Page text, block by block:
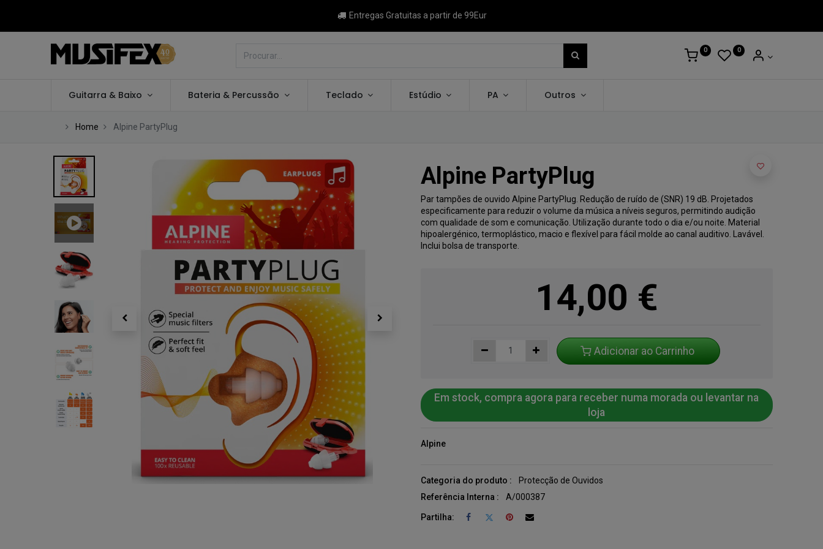
Entregas Gratuitas a partir de 99Eur
0 0
Guitarra & Baixo Bateria & Percussão Teclado Estúdio PA Outros
Home Alpine PartyPlug
Alpine PartyPlug
Par tampões de ouvido Alpine PartyPlug. Redução de ruído de (SNR) 19 dB. Projetados
especificamente para reduzir o volume da música a níveis seguros, permitindo audição
com qualidade de som e comunicação. Utilização durante todo o dia e/ou noite. Material
hipoalergénico, termoplástico, macio e flexível para fácil molde ao canal auditivo. Lavável.
Inclui bolsa de transporte.
14,00 €
Adicionar ao Carrinho
Em stock, compra agora para receber numa morada ou levantar na
loja
Alpine
Categoria do produto :
Protecção de Ouvidos
Referência Interna :
A/000387
Partilha: